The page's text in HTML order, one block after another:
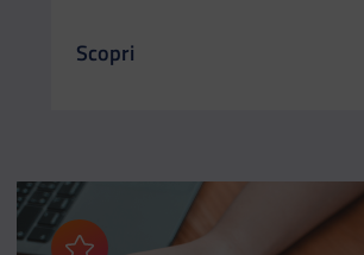
Il link ti porterà ad avere
Scopri